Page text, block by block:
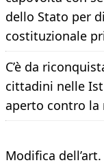
dello Stato per
costituzionale
C’è da
cittadini nelle
aperto contro la
Modifica